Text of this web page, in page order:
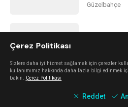
Güzelbahçe
Çerez Politikası
Sizlere daha iyi hizmet sağlamak için çerezler
kullanımımız hakkında daha fazla bilgi edinmek
bakın. Çerez Politikası
Reddet